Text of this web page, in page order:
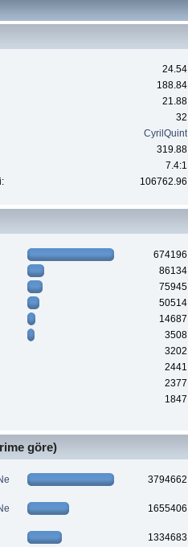
24.54
188.84
21.88
32
CyrilQuint
319.88
7.4:1
106762.96
674196
86134
75945
50514
14687
3508
3202
2441
2377
1847
göre)
3794662
1655406
1334683